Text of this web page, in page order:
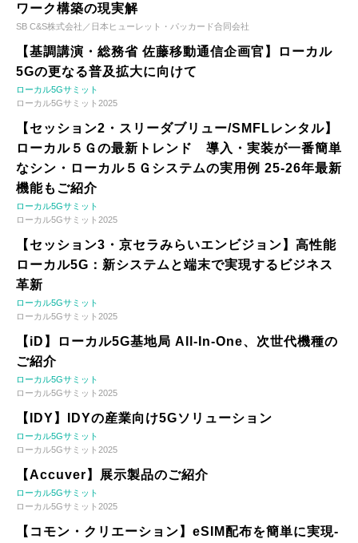
ワーク構築の現実解
SB C&S株式会社／日本ヒューレット・パッカード合同会社
【基調講演・総務省 佐藤移動通信企画官】ローカル
5Gの更なる普及拡大に向けて
ローカル5Gサミット
ローカル5Gサミット2025
【セッション2・スリーダブリュー/SMFLレンタル】
ローカル５Ｇの最新トレンド 導入・実装が一番簡単
なシン・ローカル５Ｇシステムの実用例 25-26年最新
機能もご紹介
ローカル5Gサミット
ローカル5Gサミット2025
【セッション3・京セラみらいエンビジョン】高性能
ローカル5G：新システムと端末で実現するビジネス
革新
ローカル5Gサミット
ローカル5Gサミット2025
【iD】ローカル5G基地局 All-In-One、次世代機種の
ご紹介
ローカル5Gサミット
ローカル5Gサミット2025
【IDY】IDYの産業向け5Gソリューション
ローカル5Gサミット
ローカル5Gサミット2025
【Accuver】展示製品のご紹介
ローカル5Gサミット
ローカル5Gサミット2025
【コモン・クリエーション】eSIM配布を簡単に実現-